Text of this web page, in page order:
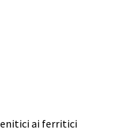
ai ferritici